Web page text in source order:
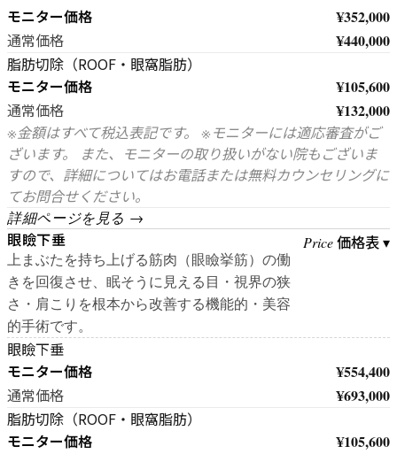
モニター価格 ¥352,000
通常価格 ¥440,000
脂肪切除（ROOF・眼窩脂肪）
モニター価格 ¥105,600
通常価格 ¥132,000
※金額はすべて税込表記です。 ※モニターには適応審査がご
ざいます。 また、モニターの取り扱いがない院もございま
すので、詳細についてはお電話または無料カウンセリングに
てお問合せください。
詳細ページを見る →
眼瞼下垂
上まぶたを持ち上げる筋肉（眼瞼挙筋）の働
きを回復させ、眠そうに見える目・視界の狭
さ・肩こりを根本から改善する機能的・美容
的手術です。
Price価格表 ▾
眼瞼下垂
モニター価格 ¥554,400
通常価格 ¥693,000
脂肪切除（ROOF・眼窩脂肪）
モニター価格 ¥105,600